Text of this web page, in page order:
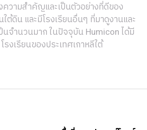
ความสำคัญและเป็นตัวอย่างที่ดีของ
ต้ดิน และมีโรงเรียนอื่นๆ ที่มาดูงานและ
จำนวนมาก ในปัจจุบัน Humicon ได้มี
รงเรียนของประเทศเกาหลีใต้